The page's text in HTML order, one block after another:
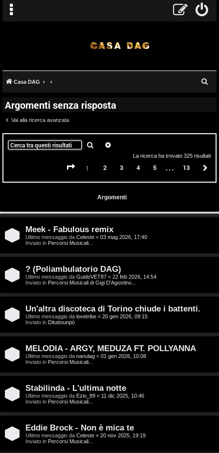
A
r
g
o
m
e
n
t
i
s
e
n
z
Casa DAG
Argomenti senza risposta
Vai alla ricerca avanzata
Cerca
La ricerca ha trovato 325 risultati
Pagina di
1 2 3 4 5 … 13
Argomenti
Meek - Fabulous remix
Ultimo messaggio da Celeste « 03 mag 2026, 17:40
Inviato in Percorsi Musicali...
? (Poliambulatorio DAG)
Ultimo messaggio da GuidoVET87 « 22 feb 2026, 14:54
Inviato in Percorsi Musicali di Gigi D'Agostino...
Un'altra discoteca di Torino chiude i battenti.
Ultimo messaggio da lovetribe « 20 gen 2026, 09:15
Inviato in Dituttounpò
MELODIA - ARGY, MEDUZA FT. POLLYANNA
Ultimo messaggio da nanulag « 01 gen 2026, 10:08
Inviato in Percorsi Musicali...
Stabilinda - L'ultima notte
Ultimo messaggio da Ezio_89 « 11 dic 2025, 10:46
Inviato in Percorsi Musicali...
Eddie Brock - Non è mica te
Ultimo messaggio da Celeste « 20 nov 2025, 19:19
Inviato in Percorsi Musicali...
T
o
p
i
c
A
t
t
i
v
i
G
i
g